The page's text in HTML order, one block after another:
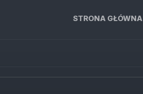
STRONA GŁÓWNA